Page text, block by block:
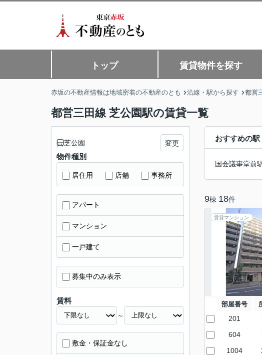
トップ 賃貸物件を探す
赤坂の不動産情報は地域密着の不動産のとも 沿線・駅から探す 都営
都営三田線 芝公園駅の賃貸一覧
おすすめの駅
国会議事堂前
9棟 18件
賃貸マンション
部屋番号
201
604
1004
芝公園 変更
物件種別
居住用 店舗 事務所
アパート
マンション
一戸建て
募集中のみ表示
賃料
～
敷金・保証金なし